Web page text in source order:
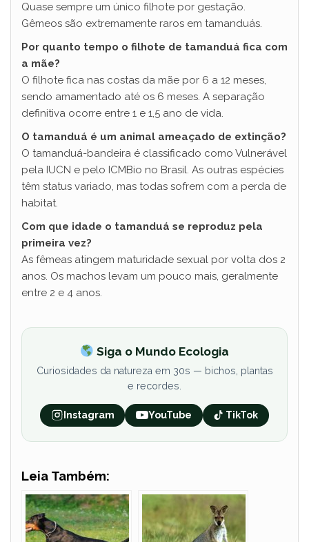
Quase sempre um único filhote por gestação.
Gêmeos são extremamente raros em tamanduás.
Por quanto tempo o filhote de tamanduá fica com
a mãe?
O filhote fica nas costas da mãe por 6 a 12 meses,
sendo amamentado até os 6 meses. A separação
definitiva ocorre entre 1 e 1,5 ano de vida.
O tamanduá é um animal ameaçado de extinção?
O tamanduá-bandeira é classificado como Vulnerável
pela IUCN e pelo ICMBio no Brasil. As outras espécies
têm status variado, mas todas sofrem com a perda de
habitat.
Com que idade o tamanduá se reproduz pela
primeira vez?
As fêmeas atingem maturidade sexual por volta dos 2
anos. Os machos levam um pouco mais, geralmente
entre 2 e 4 anos.
Siga o Mundo Ecologia
Curiosidades da natureza em 30s — bichos, plantas
e recordes.
Instagram YouTube TikTok
Leia Também: